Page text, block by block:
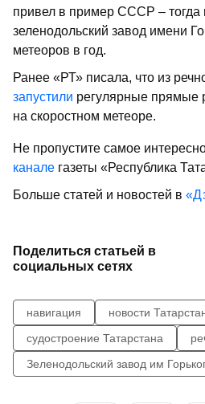
привел в пример СССР – тогда
зеленодольский завод имени
метеоров в год.
Ранее «РТ» писала, что из
запустили регулярные прямые
на скоростном метеоре.
Не пропустите самое
канале газеты «Республика
Больше статей и новостей в
Поделиться статьей в
социальных сетях
навигация новости
судостроение Татарстана
Зеленодольский завод им